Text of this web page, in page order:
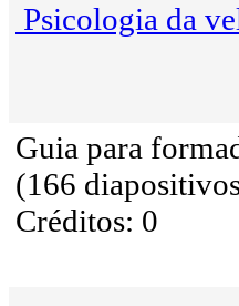
Psicologia da
Guia para
(166
Créditos: 0